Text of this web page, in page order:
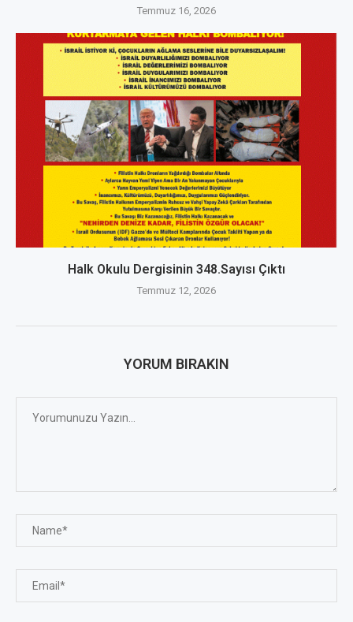
Temmuz 16, 2026
Halk Okulu Dergisinin 348.Sayısı Çıktı
Temmuz 12, 2026
YORUM BIRAKIN